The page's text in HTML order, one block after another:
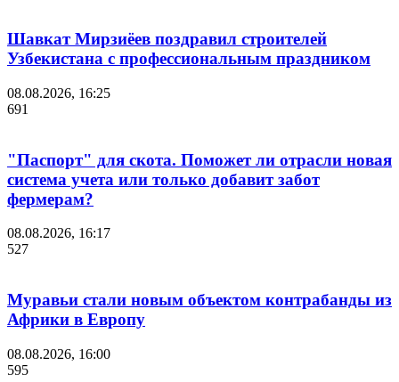
Шавкат Мирзиёев поздравил строителей
Узбекистана с профессиональным праздником
08.08.2026, 16:25
691
"Паспорт" для скота. Поможет ли отрасли новая
система учета или только добавит забот
фермерам?
08.08.2026, 16:17
527
Муравьи стали новым объектом контрабанды из
Африки в Европу
08.08.2026, 16:00
595